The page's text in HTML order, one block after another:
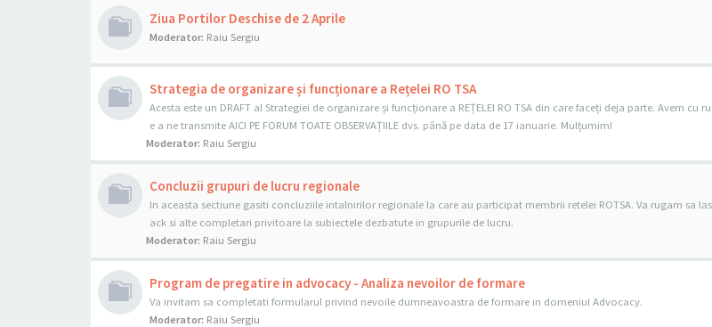
Ziua Portilor Deschise de 2 Aprile
Moderator: Raiu Sergiu
Strategia de organizare și funcționare a Rețelei RO TSA
Acesta este un DRAFT al Strategiei de organizare și funcționare a REȚELEI RO TSA din care faceți deja parte. Avem cu
e a ne transmite AICI PE FORUM TOATE OBSERVAȚIILE dvs. până pe data de 17 ianuarie. Mulțumim!
Moderator: Raiu Sergiu
Concluzii grupuri de lucru regionale
In aceasta sectiune gasiti concluziile intalnirilor regionale la care au participat membrii retelei ROTSA. Va rugam sa
ack si alte completari privitoare la subiectele dezbatute in grupurile de lucru.
Moderator: Raiu Sergiu
Program de pregatire in advocacy - Analiza nevoilor de formare
Va invitam sa completati formularul privind nevoile dumneavoastra de formare in domeniul Advocacy.
Moderator: Raiu Sergiu